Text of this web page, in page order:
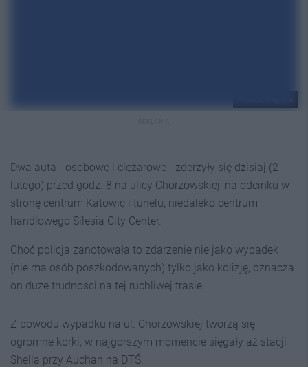
Dwa auta - osobowe i ciężarowe - zderzyły się dzisiaj (2
lutego) przed godz. 8 na ulicy Chorzowskiej, na odcinku w
stronę centrum Katowic i tunelu, niedaleko centrum
handlowego Silesia City Center.
Choć policja zanotowała to zdarzenie nie jako wypadek
(nie ma osób poszkodowanych) tylko jako kolizję, oznacza
on duże trudności na tej ruchliwej trasie.
Z powodu wypadku na ul. Chorzowskiej tworzą się
ogromne korki, w najgorszym momencie sięgały aż stacji
Shella przy Auchan na DTŚ.